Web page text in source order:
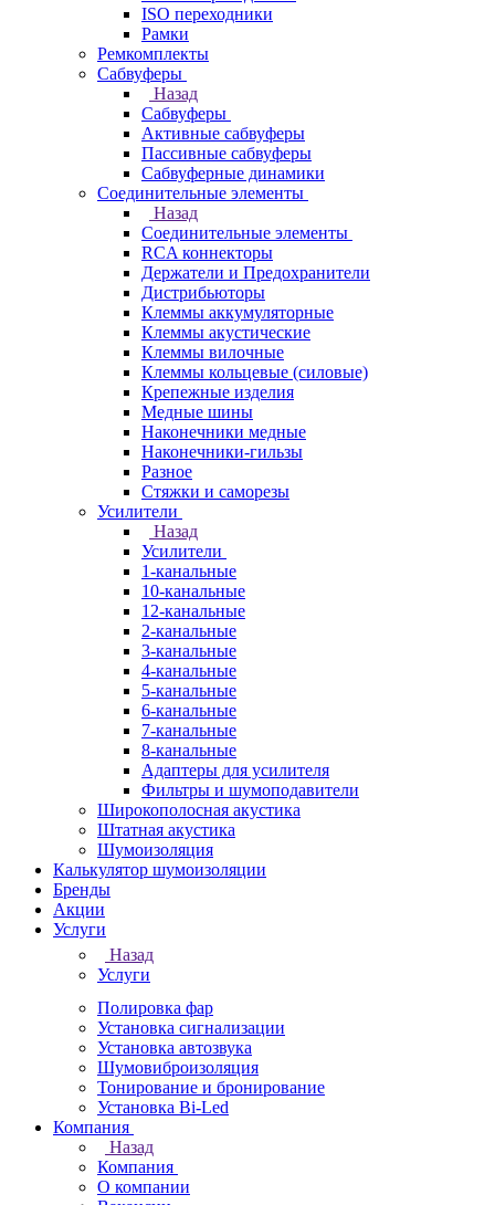
ISO переходники
Рамки
Ремкомплекты
Сабвуферы
Назад
Сабвуферы
Активные сабвуферы
Пассивные сабвуферы
Сабвуферные динамики
Соединительные элементы
Назад
Соединительные элементы
RCA коннекторы
Держатели и Предохранители
Дистрибьюторы
Клеммы аккумуляторные
Клеммы акустические
Клеммы вилочные
Клеммы кольцевые (силовые)
Крепежные изделия
Медные шины
Наконечники медные
Наконечники-гильзы
Разное
Стяжки и саморезы
Усилители
Назад
Усилители
1-канальные
10-канальные
12-канальные
2-канальные
3-канальные
4-канальные
5-канальные
6-канальные
7-канальные
8-канальные
Адаптеры для усилителя
Фильтры и шумоподавители
Широкополосная акустика
Штатная акустика
Шумоизоляция
Калькулятор шумоизоляции
Бренды
Акции
Услуги
Назад
Услуги
Полировка фар
Установка сигнализации
Установка автозвука
Шумовиброизоляция
Тонирование и бронирование
Установка Bi-Led
Компания
Назад
Компания
О компании